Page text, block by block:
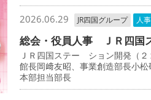
2026.06.29 JR四国グループ 人
総会・役員人事 ＪＲ四国
ＪＲ四国ステー ション開発（
館長岡﨑友昭、事業創造部長小
本部担当部長